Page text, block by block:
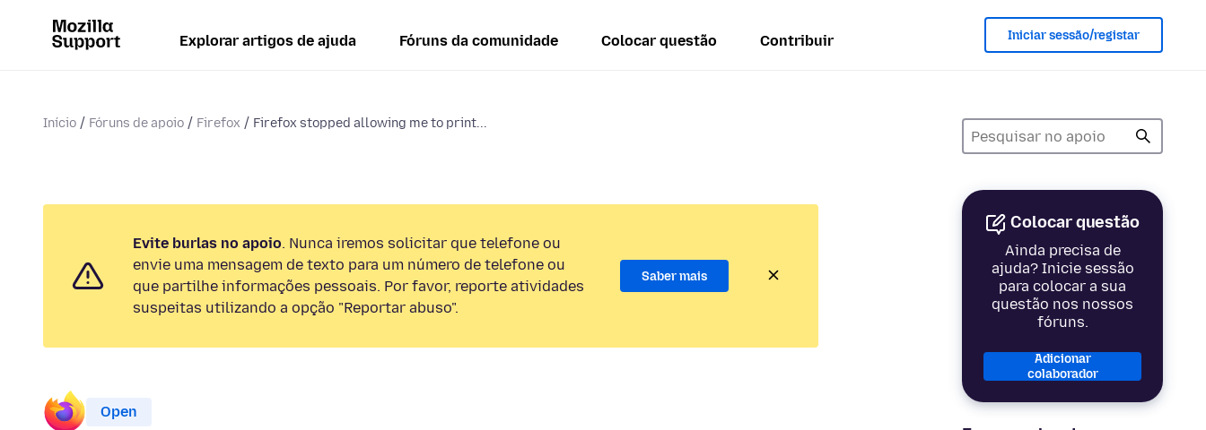
Explorar artigos de ajuda Fóruns da comunidade Colocar questão Contribuir Iniciar sessão/registar
Início Fóruns de apoio Firefox Firefox stopped allowing me to print...
Colocar questão
Ainda precisa de
ajuda? Inicie sessão
para colocar a sua
questão nos nossos
fóruns.
Adicionar
colaborador
Evite burlas no apoio. Nunca iremos solicitar que telefone ou
envie uma mensagem de texto para um número de telefone ou
que partilhe informações pessoais. Por favor, reporte atividades
suspeitas utilizando a opção "Reportar abuso".
Saber mais
Open